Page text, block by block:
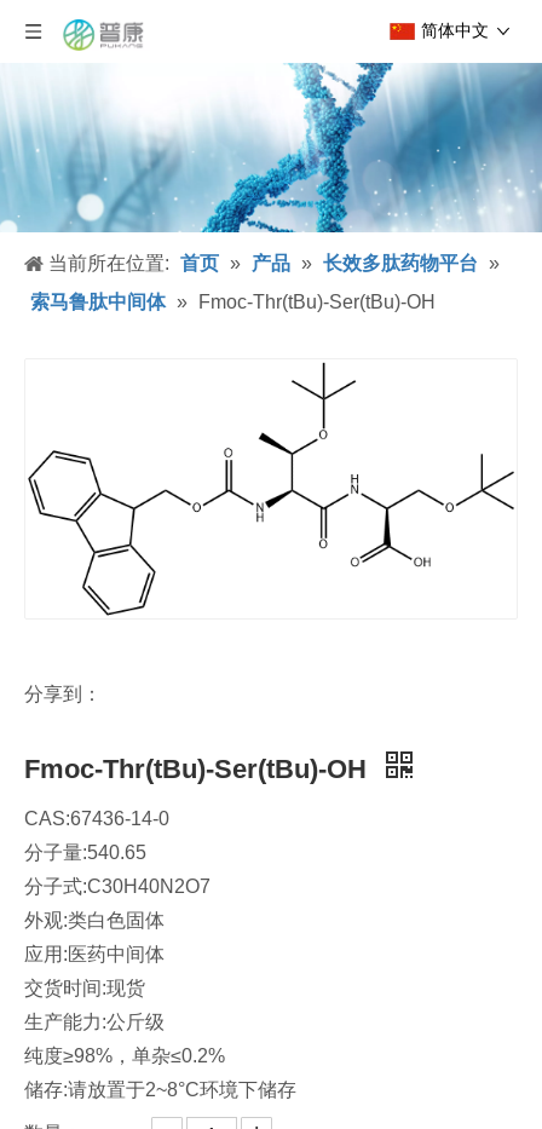
简体中文
当前所在位置: 首页 » 产品 » 长效多肽药物平台 »
索马鲁肽中间体 » Fmoc-Thr(tBu)-Ser(tBu)-OH
分享到：
Fmoc-Thr(tBu)-Ser(tBu)-OH
CAS:67436-14-0
分子量:540.65
分子式:C30H40N2O7
外观:类白色固体
应用:医药中间体
交货时间:现货
生产能力:公斤级
纯度≥98%，单杂≤0.2%
储存:请放置于2~8°C环境下储存